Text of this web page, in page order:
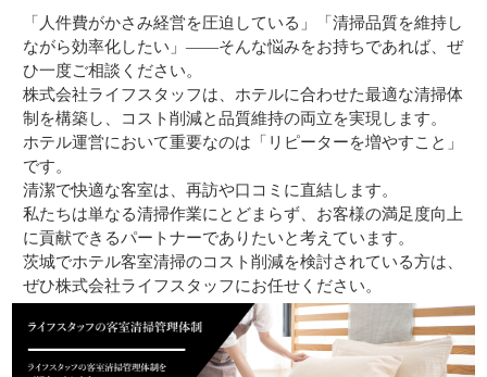
「人件費がかさみ経営を圧迫している」「清掃品質を維持し
ながら効率化したい」――そんな悩みをお持ちであれば、ぜ
ひ一度ご相談ください。
株式会社ライフスタッフは、ホテルに合わせた最適な清掃体
制を構築し、コスト削減と品質維持の両立を実現します。
ホテル運営において重要なのは「リピーターを増やすこと」
です。
清潔で快適な客室は、再訪や口コミに直結します。
私たちは単なる清掃作業にとどまらず、お客様の満足度向上
に貢献できるパートナーでありたいと考えています。
茨城でホテル客室清掃のコスト削減を検討されている方は、
ぜひ株式会社ライフスタッフにお任せください。